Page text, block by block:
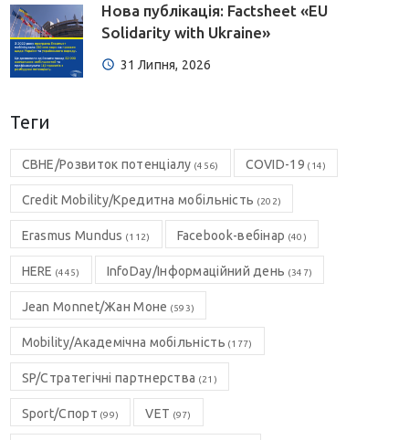
Нова публікація: Factsheet «EU
Solidarity with Ukraine»
31 Липня, 2026
Теги
CBHE/Розвиток потенціалу (456) COVID-19 (14)
Credit Mobility/Кредитна мобільність (202)
Erasmus Mundus (112) Facebook-вебінар (40)
HERE (445) InfoDay/Інформаційний день (347)
Jean Monnet/Жан Моне (593)
Mobility/Академічна мобільність (177)
SP/Стратегічні партнерства (21)
Sport/Спорт (99) VET (97)